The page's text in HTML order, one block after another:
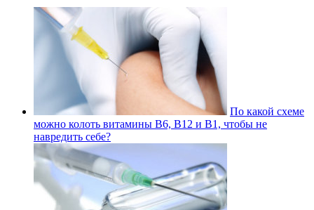
По какой схеме
можно колоть витамины В6, В12 и В1, чтобы не
навредить себе?